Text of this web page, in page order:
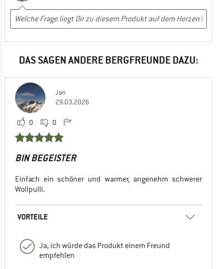
DAS SAGEN ANDERE BERGFREUNDE DAZU:
Jan
29.03.2026
0 0
BIN BEGEISTER
Einfach ein schöner und warmer, angenehm schwerer
Wollpulli.
VORTEILE
Ja, ich würde das Produkt einem Freund
empfehlen